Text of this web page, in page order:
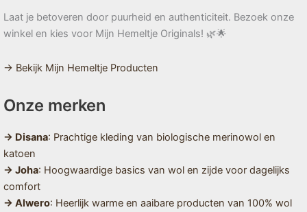
Laat je betoveren door puurheid en authenticiteit. Bezoek onze
winkel en kies voor Mijn Hemeltje Originals! 🌿🌟
→ Bekijk Mijn Hemeltje Producten
Onze merken
→ Disana: Prachtige kleding van biologische merinowol en
katoen
→ Joha: Hoogwaardige basics van wol en zijde voor dagelijks
comfort
→ Alwero: Heerlijk warme en aaibare producten van 100% wol